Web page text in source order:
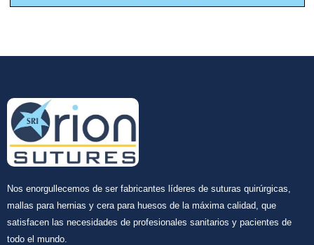
Nos enorgullecemos de ser fabricantes líderes de suturas quirúrgicas,
mallas para hernias y cera para huesos de la máxima calidad, que
satisfacen las necesidades de profesionales sanitarios y pacientes de
todo el mundo.